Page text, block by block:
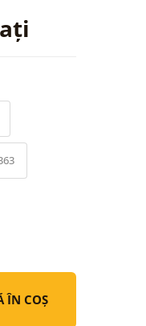
ÎN COȘ